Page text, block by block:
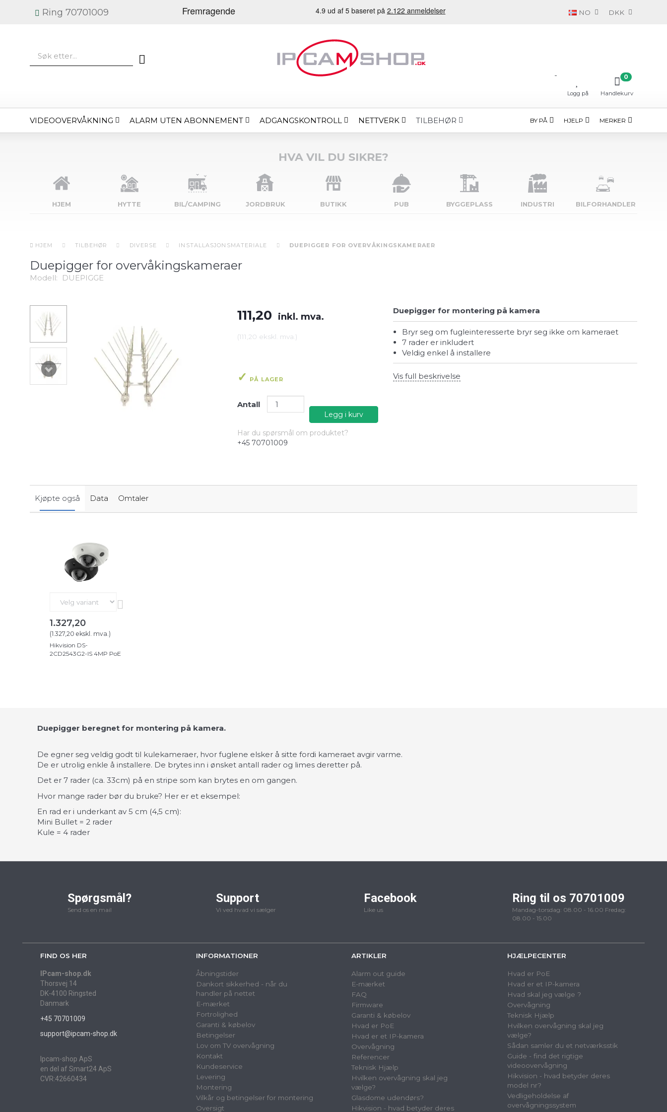
NO DKK
Ring 70701009
-
Logg på Handlekurv
0
VIDEOOVERVÅKNING ALARM UTEN ABONNEMENT ADGANGSKONTROLL NETTVERK TILBEHØR BY PÅ HJELP MERKER
HVA VIL DU SIKRE?
HJEM HYTTE BIL/CAMPING JORDBRUK BUTIKK PUB BYGGE­PLASS INDUSTRI BILFORHANDLER
HJEM TILBEHØR DIVERSE INSTALLASJONSMATERIALE DUEPIGGER FOR OVERVÅKINGSKAMERAER
Duepigger for overvåkingskameraer
Modell: DUEPIGGE
111,20 inkl. mva.
(111,20 ekskl. mva.)
PÅ LAGER
Antall
Legg i kurv
Har du spørsmål om produktet?
+45 70701009
Duepigger for montering på kamera
Bryr seg om fugleinteresserte bryr seg ikke om kameraet
7 rader er inkludert
Veldig enkel å installere
Vis full beskrivelse
Kjøpte også Data Omtaler
1.327,20
(1.327,20 ekskl. mva.)
Hikvision DS-
2CD2543G2-IS 4MP PoE
Duepigger beregnet for montering på kamera.
De egner seg veldig godt til kulekameraer, hvor fuglene elsker å sitte fordi kameraet avgir varme.
De er utrolig enkle å installere. De brytes inn i ønsket antall rader og limes deretter på.
Det er 7 rader (ca. 33cm) på en stripe som kan brytes en om gangen.
Hvor mange rader bør du bruke? Her er et eksempel:
En rad er i underkant av 5 cm (4,5 cm):
Mini Bullet = 2 rader
Kule = 4 rader
Spørgsmål?
Send os en mail
Support
Vi ved hvad vi sælger
Facebook
Like us
Ring til os 70701009
Mandag-torsdag: 08.00 - 16.00 Fredag:
08.00 - 15.00
FIND OS HER
IPcam-shop.dk
Thorsvej 14
DK-4100 Ringsted
Danmark
+45 70701009
support@ipcam-shop.dk
Ipcam-shop ApS
en del af Smart24 ApS
CVR:42660434
INFORMATIONER
Åbningstider
Dankort sikkerhed - når du
handler på nettet
E-mærket
Fortrolighed
Garanti & købelov
Betingelser
Lov om TV overvågning
Kontakt
Kundeservice
Levering
Montering
Vilkår og betingelser for montering
Oversigt
ARTIKLER
Alarm out guide
E-mærket
FAQ
Firmware
Garanti & købelov
Hvad er PoE
Hvad er et IP-kamera
Overvågning
Referencer
Teknisk Hjælp
Hvilken overvågning skal jeg
vælge?
Glasdome udendørs?
Hikvision - hvad betyder deres
HJÆLPECENTER
Hvad er PoE
Hvad er et IP-kamera
Hvad skal jeg vælge ?
Overvågning
Teknisk Hjælp
Hvilken overvågning skal jeg
vælge?
Sådan samler du et netværksstik
Guide - find det rigtige
videoovervågning
Hikvision - hvad betyder deres
model nr?
Vedligeholdelse af
overvågningssystem